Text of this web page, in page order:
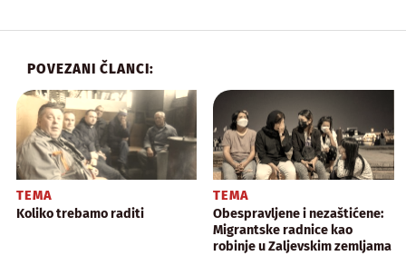
POVEZANI ČLANCI:
TEMA
Koliko trebamo raditi
TEMA
Obespravljene i nezaštićene:
Migrantske radnice kao
robinje u Zaljevskim zemljama